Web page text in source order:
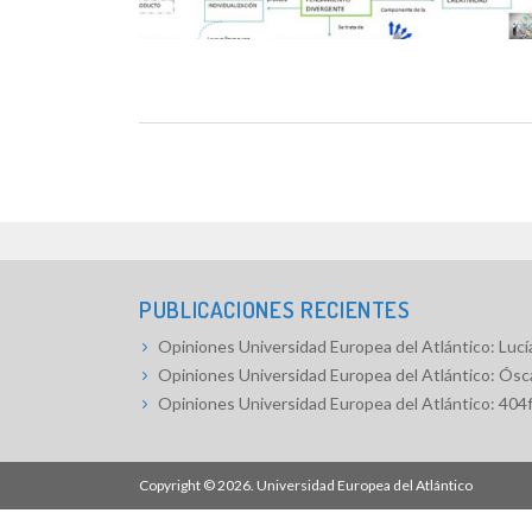
PUBLICACIONES RECIENTES
Opiniones Universidad Europea del Atlántico:
Opiniones Universidad Europea del Atlántico:
Opiniones Universidad Europea del Atlántico:
Copyright © 2026. Universidad Europea del Atlántico